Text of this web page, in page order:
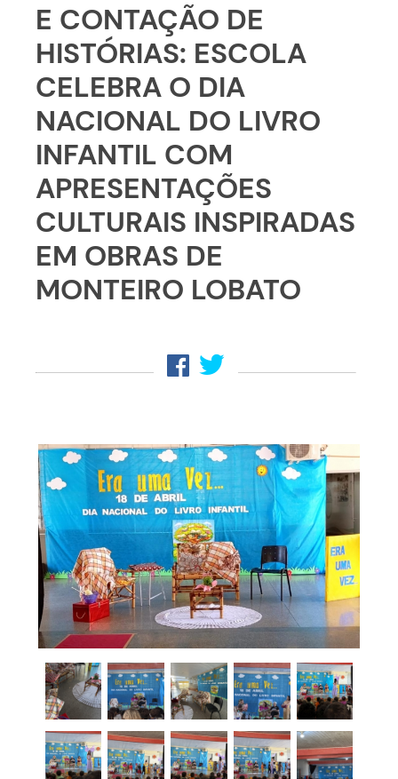
E CONTAÇÃO DE
HISTÓRIAS: ESCOLA
CELEBRA O DIA
NACIONAL DO LIVRO
INFANTIL COM
APRESENTAÇÕES
CULTURAIS INSPIRADAS
EM OBRAS DE
MONTEIRO LOBATO